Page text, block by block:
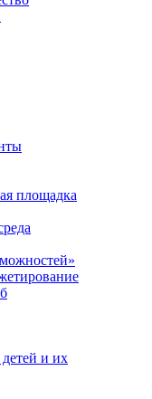
площадка
и их